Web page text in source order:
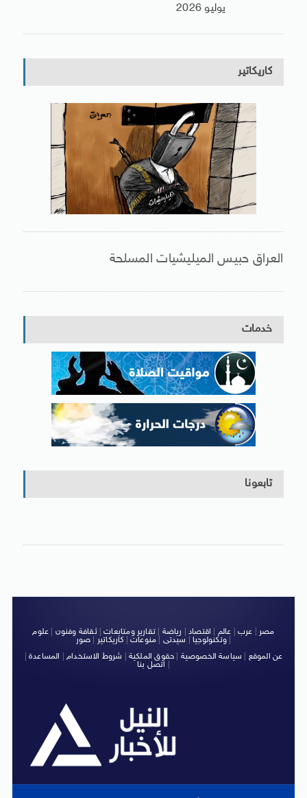
يوليو 2026
كاريكاتير
العراق حبيس الميليشيات المسلحة
خدمات
تابعونا
مصر عرب عالم اقتصاد رياضة |تقارير ومتابعات|ثقافة وفنون
علوم
وتكنولوجيا| سيدتى منوعات كاريكاتير صور
|
عن الموقع
سياسة الخصوصية حقوق الملكية شروط الاستخدام| المساعدة|
اتصل بنا